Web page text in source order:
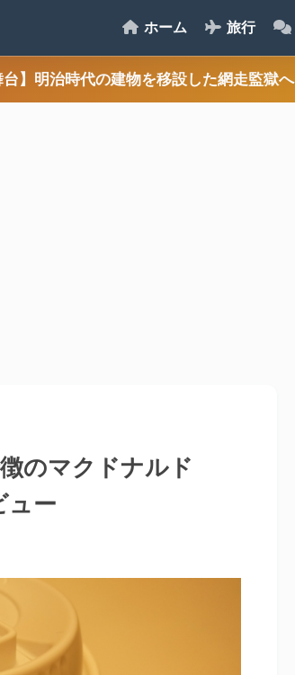
ホーム 旅行
台】明治時代の建物を移設した網走監獄へ
のマクドナルド
ュー